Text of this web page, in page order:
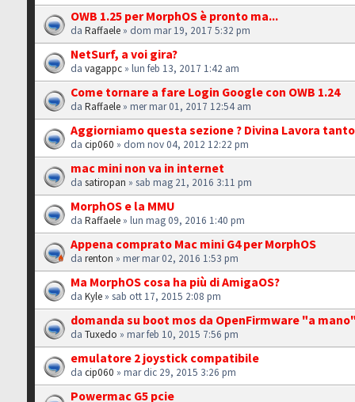
OWB 1.25 per MorphOS è pronto ma...
daRaffaele » dom mar 19, 2017 5:32 pm
NetSurf, a voi gira?
davagappc » lun feb 13, 2017 1:42 am
Come tornare a fare Login Google con OWB 1.24
daRaffaele » mer mar 01, 2017 12:54 am
Aggiorniamo questa sezione ? Divina Lavora
dacip060 » dom nov 04, 2012 12:22 pm
mac mini non va in internet
dasatiropan » sab mag 21, 2016 3:11 pm
MorphOS e la MMU
daRaffaele » lun mag 09, 2016 1:40 pm
Appena comprato Mac mini G4 per MorphOS
darenton » mer mar 02, 2016 1:53 pm
Ma MorphOS cosa ha più di AmigaOS?
daKyle » sab ott 17, 2015 2:08 pm
domanda su boot mos da OpenFirmware "a
daTuxedo » mar feb 10, 2015 7:56 pm
emulatore 2 joystick compatibile
dacip060 » mar dic 29, 2015 3:26 pm
Powermac G5 pcie